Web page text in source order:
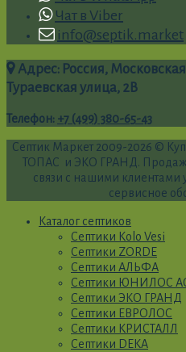
Чат в Viber
info@septik.market
Адрес: Россия,
Тураевская улица, 2В
Телефон: +7 (499) 380-65-43
Септик Маркет 2009-2026 ©
ТОПАС и ЭКО ГРАНД.
связи с нашими клиентами
сервисное
Каталог септиков
Септики Kolo Vesi
Септики ZORDE
Септики АЛЬФА
Септики ЮНИЛОС
Септики ЭКО ГРАНД
Септики ЕВРОЛОС
Септики КРИСТАЛЛ
Септики DEKA